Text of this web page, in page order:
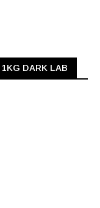
1KG DARK LAB